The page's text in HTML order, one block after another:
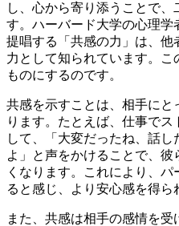
し、心から寄り添うことで
す。ハーバード大学の心理
提唱する「共感の力」は、
力として知られています。
ものにするのです。
共感を示すことは、相手に
ります。たとえば、仕事で
して、「大変だったね、話し
よ」と声をかけることで、
くなります。これにより、
ると感じ、より安心感を得ら
また、共感は相手の感情を